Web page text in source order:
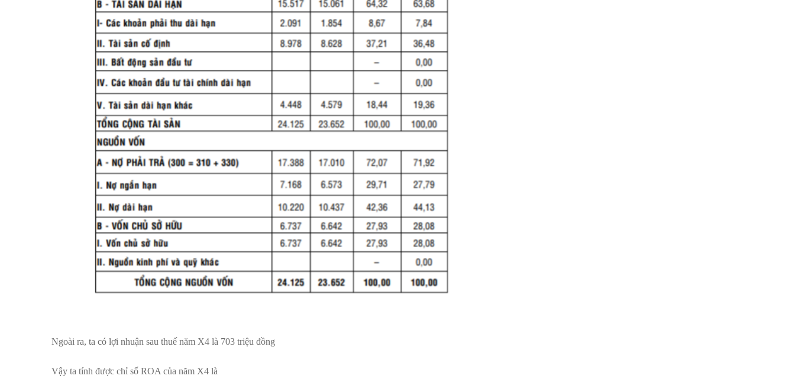
Ngoài ra, ta có lợi nhuận sau thuế năm X4 là 703 triệu đồng
Vậy ta tính được chỉ số ROA của năm X4 là